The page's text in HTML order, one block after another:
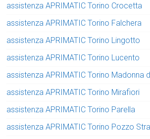
assistenza APRIMATIC Torino Crocetta
assistenza APRIMATIC Torino Falchera
assistenza APRIMATIC Torino Lingotto
assistenza APRIMATIC Torino Lucento
assistenza APRIMATIC Torino Madonna
assistenza APRIMATIC Torino Mirafiori
assistenza APRIMATIC Torino Parella
assistenza APRIMATIC Torino Pozzo